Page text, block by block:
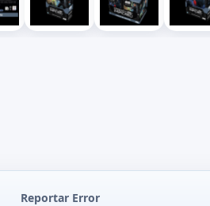
Reportar Error